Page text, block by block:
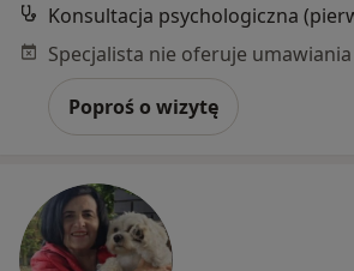
Konsultacja psychologiczna
Poproś o wizytę